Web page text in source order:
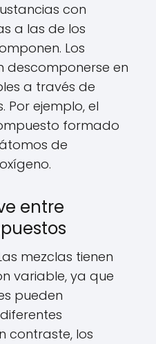
con
a las de los
Los
descomponerse en
a través de
Por ejemplo, el
formado
de
entre
mezclas tienen
variable, ya que
pueden
contraste, los